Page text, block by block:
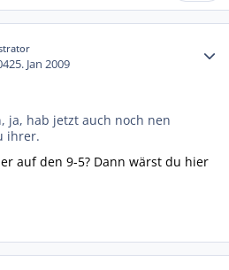
25. Jan 2009
ja, hab jetzt auch noch nen
ihrer.
auf den 9-5? Dann wärst du hier